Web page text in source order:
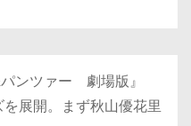
ンツァー 劇場版』
展開。まず秋山優花里